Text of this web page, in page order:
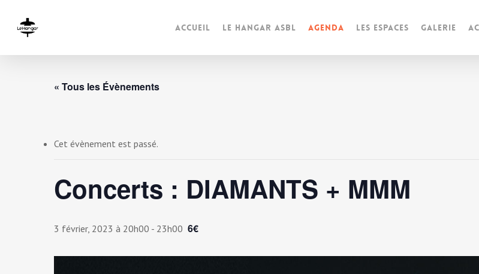
Accueil Le Hangar ASBL Agenda Les espaces Galerie
« Tous les Évènements
Cet évènement est passé.
Concerts : DIAMANTS + MMM
3 février, 2023 à 20h00 - 23h00 6€